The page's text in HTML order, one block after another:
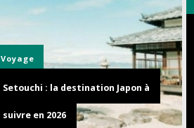
Voyage
Setouchi : la destination Japon à
suivre en 2026